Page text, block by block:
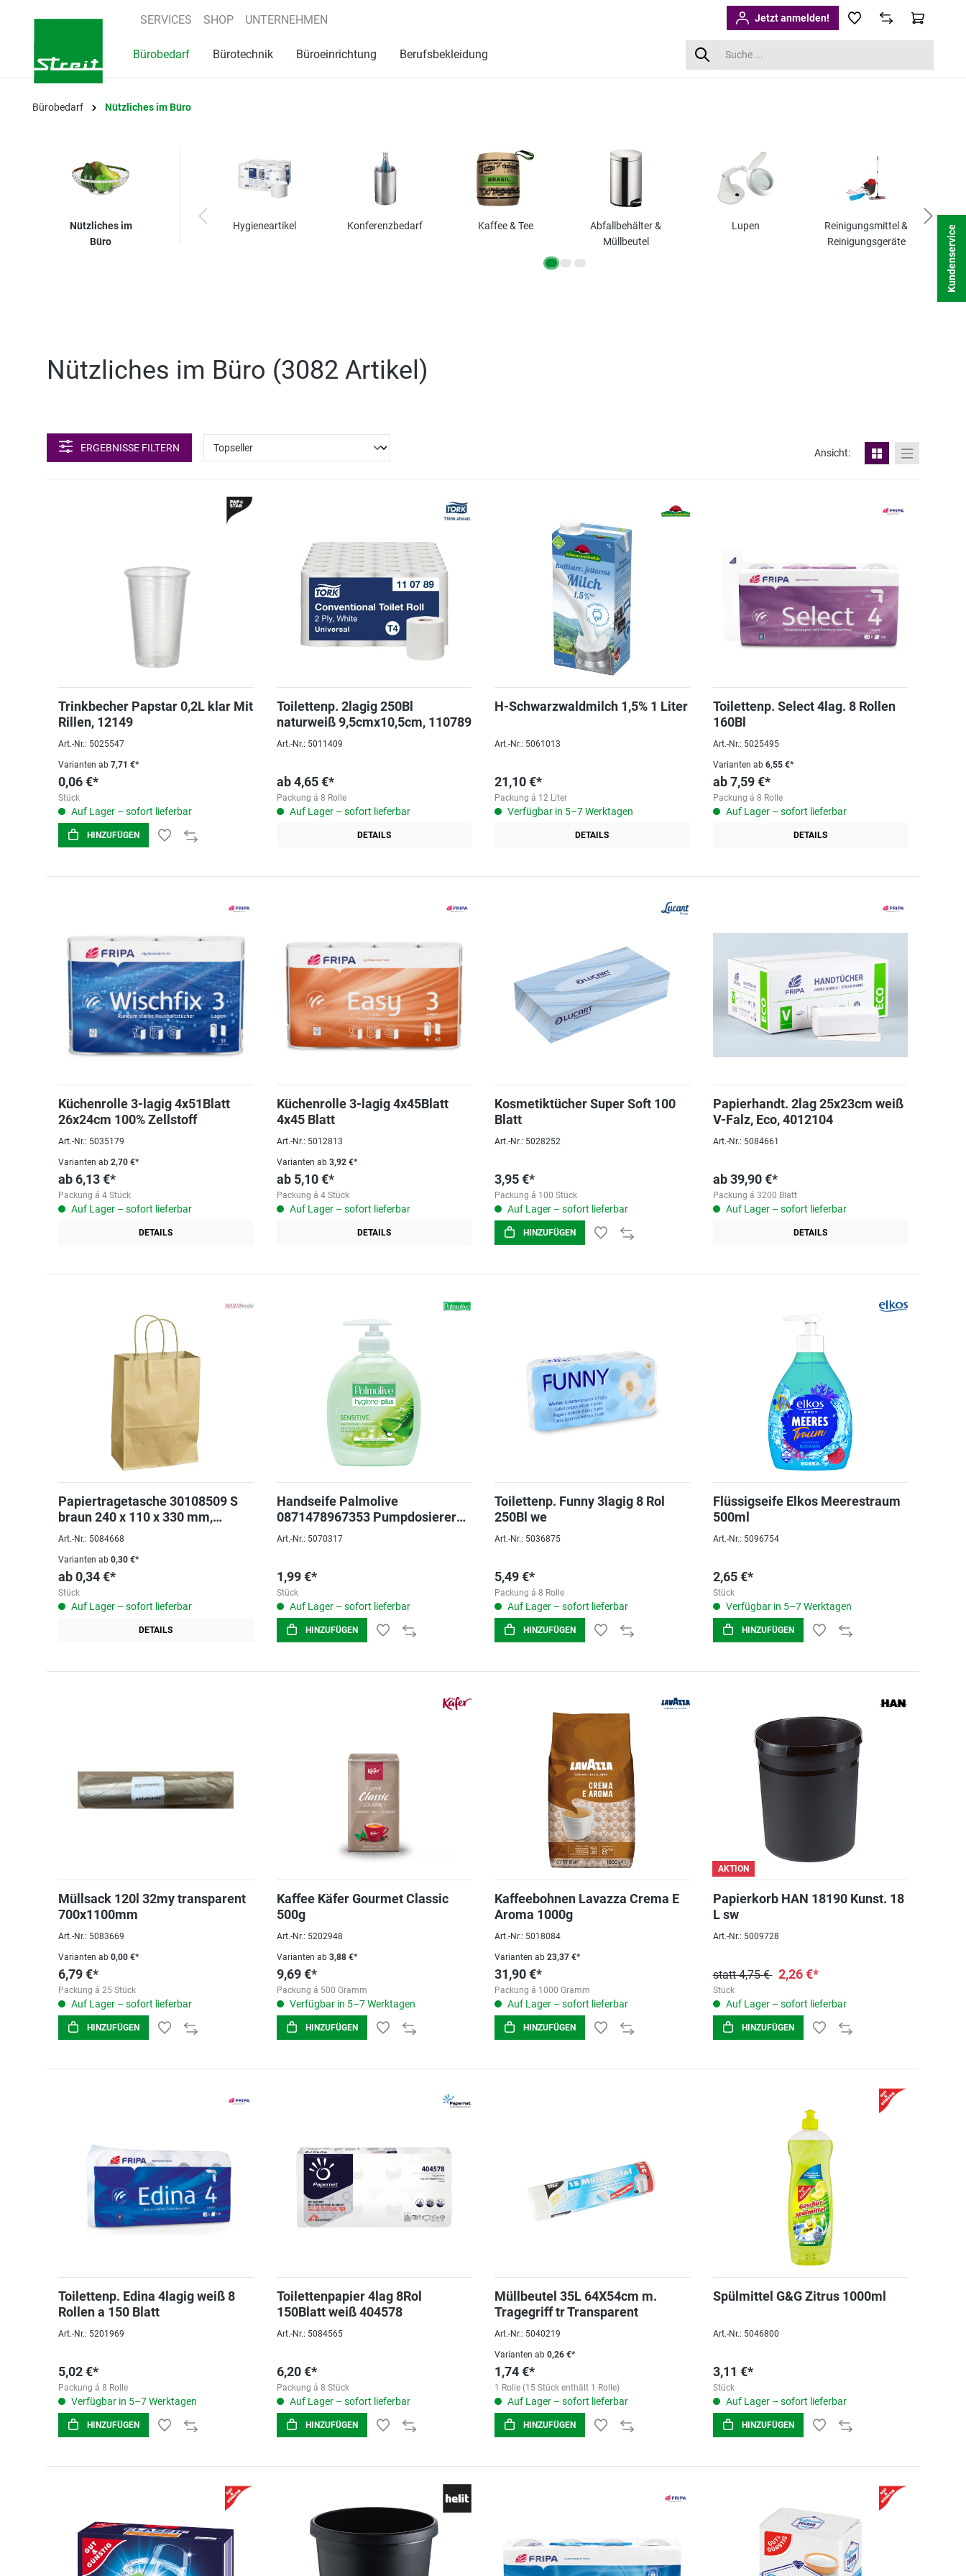
Zur Hauptnavigation springen
SERVICES SHOP UNTERNEHMEN Jetzt anmelden!
Bürobedarf Bürotechnik Büroeinrichtung Berufsbekleidung
Bürobedarf Nützliches im Büro
Nützliches im
Büro
Hygieneartikel Konferenzbedarf Kaffee & Tee
Abfallbehälter &
Müllbeutel
Lupen
Reinigungsmittel &
Reinigungsgeräte
Nützliches im Büro (3082 Artikel )
ERGEBNISSE FILTERN Ansicht:
Trinkbecher Papstar 0,2L klar Mit
Rillen, 12149
Art.-Nr.: 5025547
Varianten ab 7,71 €*
0,06 €*
Stück
Auf Lager – sofort lieferbar
HINZUFÜGEN
Toilettenp. 2lagig 250Bl
naturweiß 9,5cmx10,5cm, 110789
Art.-Nr.: 5011409
ab 4,65 €*
Packung á 8 Rolle
Auf Lager – sofort lieferbar
DETAILS
H-Schwarzwaldmilch 1,5% 1 Liter
Art.-Nr.: 5061013
21,10 €*
Packung á 12 Liter
Verfügbar in 5–7 Werktagen
DETAILS
Toilettenp. Select 4lag. 8 Rollen
160Bl
Art.-Nr.: 5025495
Varianten ab6,55 €*
ab 7,59 €*
Packung á 8 Rolle
Auf Lager – sofort lieferbar
DETAILS
Küchenrolle 3-lagig 4x51Blatt
26x24cm 100% Zellstoff
Art.-Nr.: 5035179
Varianten ab 2,70 €*
ab6,13 €*
Packung á 4 Stück
Auf Lager – sofort lieferbar
DETAILS
Küchenrolle 3-lagig 4x45Blatt
4x45 Blatt
Art.-Nr.: 5012813
Varianten ab3,92 €*
ab 5,10 €*
Packung á 4 Stück
Auf Lager – sofort lieferbar
DETAILS
Kosmetiktücher Super Soft 100
Blatt
Art.-Nr.: 5028252
3,95 €*
Packung á 100 Stück
Auf Lager – sofort lieferbar
HINZUFÜGEN
Papierhandt. 2lag 25x23cm weiß
V-Falz, Eco, 4012104
Art.-Nr.: 5084661
ab 39,90 €*
Packung á 3200 Blatt
Auf Lager – sofort lieferbar
DETAILS
Papiertragetasche 30108509 S
braun 240 x 110 x 330 mm,
Traglast 6kg
Art.-Nr.: 5084668
Varianten ab 0,30 €*
ab0,34 €*
Stück
Auf Lager – sofort lieferbar
DETAILS
Handseife Palmolive
0871478967353 Pumpdosierer
300ml
Art.-Nr.: 5070317
1,99 €*
Stück
Auf Lager – sofort lieferbar
HINZUFÜGEN
Toilettenp. Funny 3lagig 8 Rol
250Bl we
Art.-Nr.: 5036875
5,49 €*
Packung á 8 Rolle
Auf Lager – sofort lieferbar
HINZUFÜGEN
Flüssigseife Elkos Meerestraum
500ml
Art.-Nr.: 5096754
2,65 €*
Stück
Verfügbar in 5–7 Werktagen
HINZUFÜGEN
Müllsack 120l 32my transparent
700x1100mm
Art.-Nr.: 5083669
Varianten ab 0,00 €*
6,79 €*
Packung á 25 Stück
Auf Lager – sofort lieferbar
HINZUFÜGEN
Kaffee Käfer Gourmet Classic
500g
Art.-Nr.: 5202948
Varianten ab3,88 €*
9,69 €*
Packung á 500 Gramm
Verfügbar in 5–7 Werktagen
HINZUFÜGEN
Kaffeebohnen Lavazza Crema E
Aroma 1000g
Art.-Nr.: 5018084
Varianten ab 23,37 €*
31,90 €*
Packung á 1000 Gramm
Auf Lager – sofort lieferbar
HINZUFÜGEN
AKTION
Papierkorb HAN 18190 Kunst. 18
L sw
Art.-Nr.: 5009728
statt 4,75 € 2,26 €*
Stück
Auf Lager – sofort lieferbar
HINZUFÜGEN
Toilettenp. Edina 4lagig weiß 8
Rollen a 150 Blatt
Art.-Nr.: 5201969
5,02 €*
Packung á 8 Rolle
Verfügbar in 5–7 Werktagen
HINZUFÜGEN
Toilettenpapier 4lag 8Rol
150Blatt weiß 404578
Art.-Nr.: 5084565
6,20 €*
Packung á 8 Stück
Auf Lager – sofort lieferbar
HINZUFÜGEN
Müllbeutel 35L 64X54cm m.
Tragegriff tr Transparent
Art.-Nr.: 5040219
Varianten ab 0,26 €*
1,74 €*
1 Rolle (15 Stück enthält 1 Rolle)
Auf Lager – sofort lieferbar
HINZUFÜGEN
Spülmittel G&G Zitrus 1000ml
Art.-Nr.: 5046800
3,11 €*
Stück
Auf Lager – sofort lieferbar
HINZUFÜGEN
Kundenservice